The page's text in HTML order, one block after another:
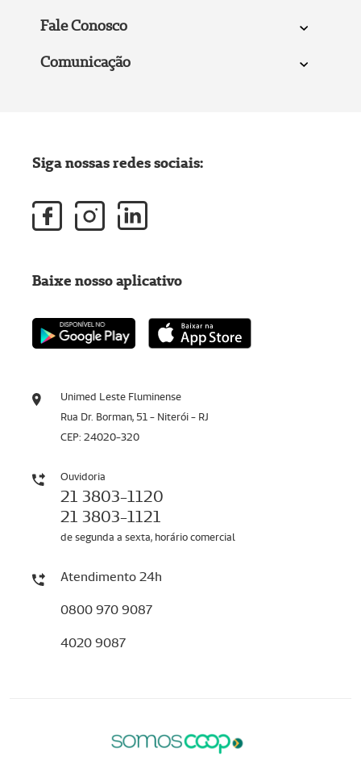
Fale Conosco
Comunicação
Unimed Leste Fluminense
Rua Dr. Borman, 51 - Niterói - RJ
CEP: 24020-320
Ouvidoria
21 3803-1120
21 3803-1121
de segunda a sexta, horário comercial
Atendimento 24h
0800 970 9087
4020 9087
Siga nossas redes sociais:
Baixe nosso aplicativo